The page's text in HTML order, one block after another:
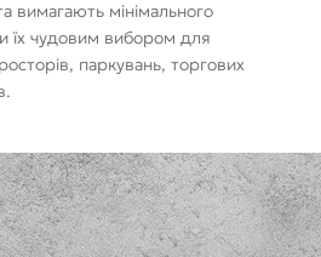
вимагають мінімального
їх чудовим вибором для
паркувань, торгових